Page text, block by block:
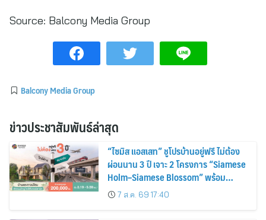
Source: Balcony Media Group
Balcony Media Group
ข่าวประชาสัมพันธ์ล่าสุด
“ไซมิส แอสเสท” ชูโปรบ้านอยู่ฟรี ไม่ต้อง
ผ่อนนาน 3 ปี เจาะ 2 โครงการ “Siamese
Holm–Siamese Blossom” พร้อม
ส่วนลดและสิทธิพิเศษถึง 31 สิงหาคม
2569
7 ส.ค. 69 17:40